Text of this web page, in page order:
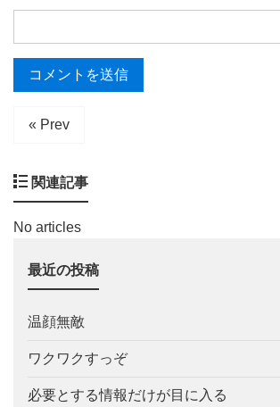
« Prev
関連記事
No articles
最近の投稿
温顔無敵
ワクワクすっぞ
必要とする情報だけが目に入る